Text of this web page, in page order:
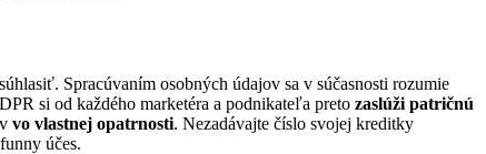
Spracúvaním osobných údajov sa v súčasnosti rozumie
si od každého marketéra a podnikateľa preto zaslúži patričnú
vo vlastnej opatrnosti. Nezadávajte číslo svojej kreditky
účes.